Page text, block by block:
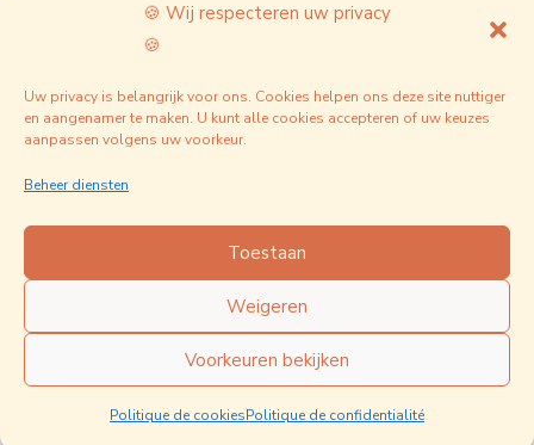
🍪 Wij respecteren uw privacy
🍪
Uw privacy is belangrijk voor ons. Cookies helpen ons deze site nuttiger
en aangenamer te maken. U kunt alle cookies accepteren of uw keuzes
aanpassen volgens uw voorkeur.
Beheer diensten
Toestaan
Weigeren
Voorkeuren bekijken
Politique de cookiesPolitique de confidentialité
Veelgestelde vragen
Nieuws & projecten
Copyright © 2026 Divi. All Rights Reserved.